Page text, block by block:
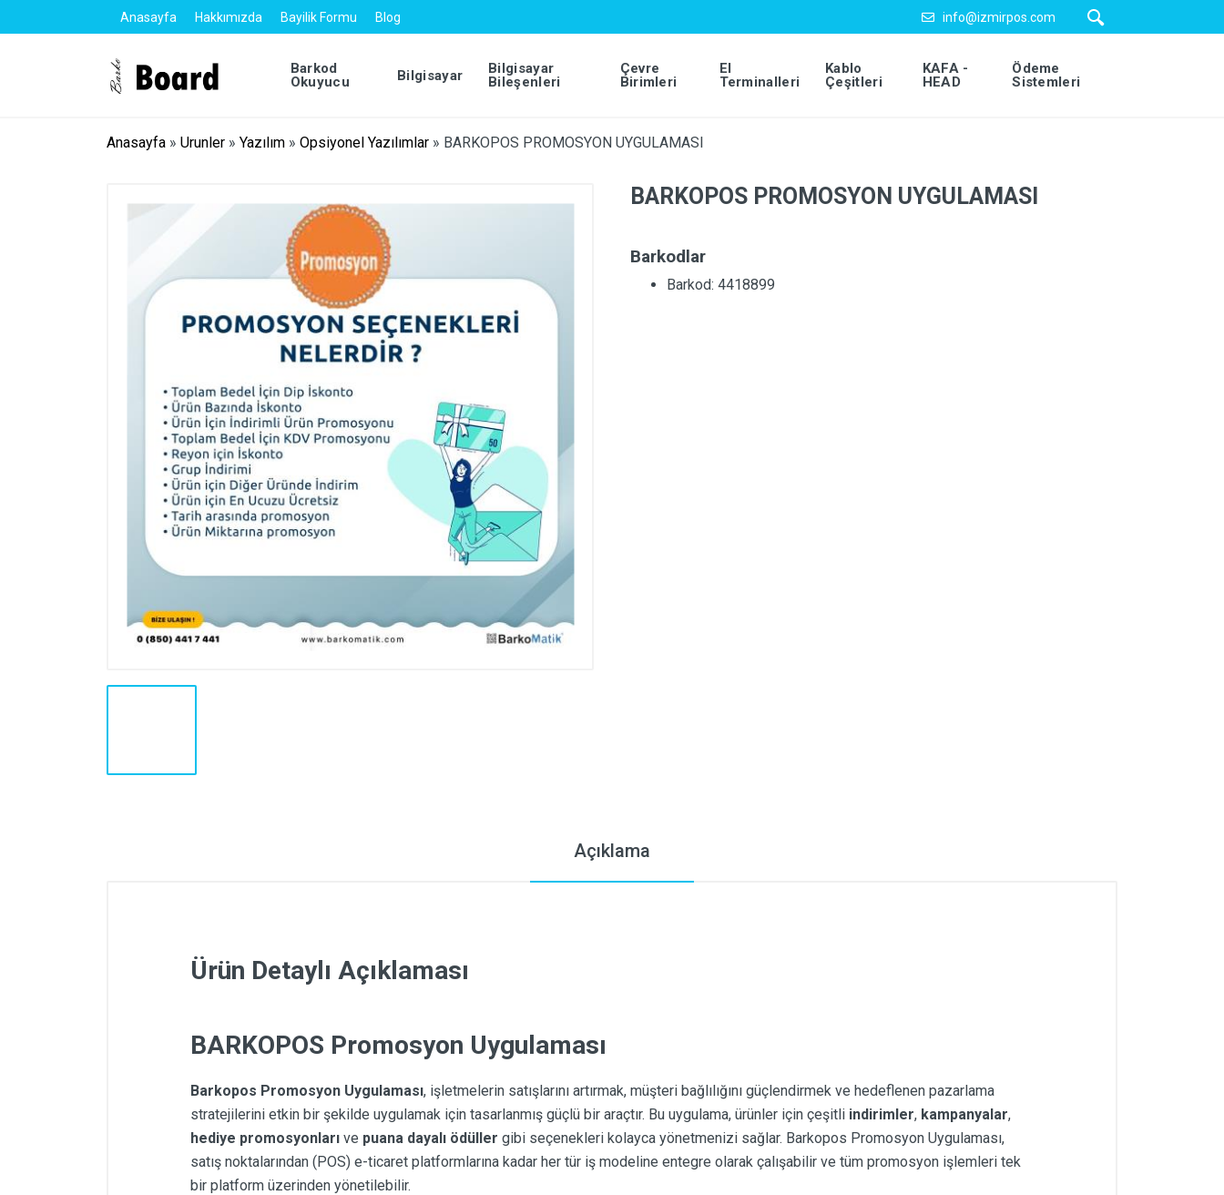
Anasayfa Hakkımızda Bayilik Formu Blog info@izmirpos.com
Barkod
Okuyucu
Bilgisayar
Bilgisayar
Bileşenleri
Çevre
Birimleri
El
Terminalleri
Kablo
Çeşitleri
KAFA -
HEAD
Ödeme
Sistemleri
Anasayfa » Urunler » Yazılım » Opsiyonel Yazılımlar » BARKOPOS PROMOSYON UYGULAMASI
BARKOPOS PROMOSYON UYGULAMASI
Barkodlar
Barkod: 4418899
Açıklama
Ürün Detaylı Açıklaması
BARKOPOS Promosyon Uygulaması
Barkopos Promosyon Uygulaması, işletmelerin satışlarını artırmak, müşteri bağlılığını güçlendirmek ve hedeflenen pazarlama
stratejilerini etkin bir şekilde uygulamak için tasarlanmış güçlü bir araçtır. Bu uygulama, ürünler için çeşitli indirimler, kampanyalar,
hediye promosyonları ve puana dayalı ödüller gibi seçenekleri kolayca yönetmenizi sağlar. Barkopos Promosyon Uygulaması,
satış noktalarından (POS) e-ticaret platformlarına kadar her tür iş modeline entegre olarak çalışabilir ve tüm promosyon işlemleri tek
bir platform üzerinden yönetilebilir.